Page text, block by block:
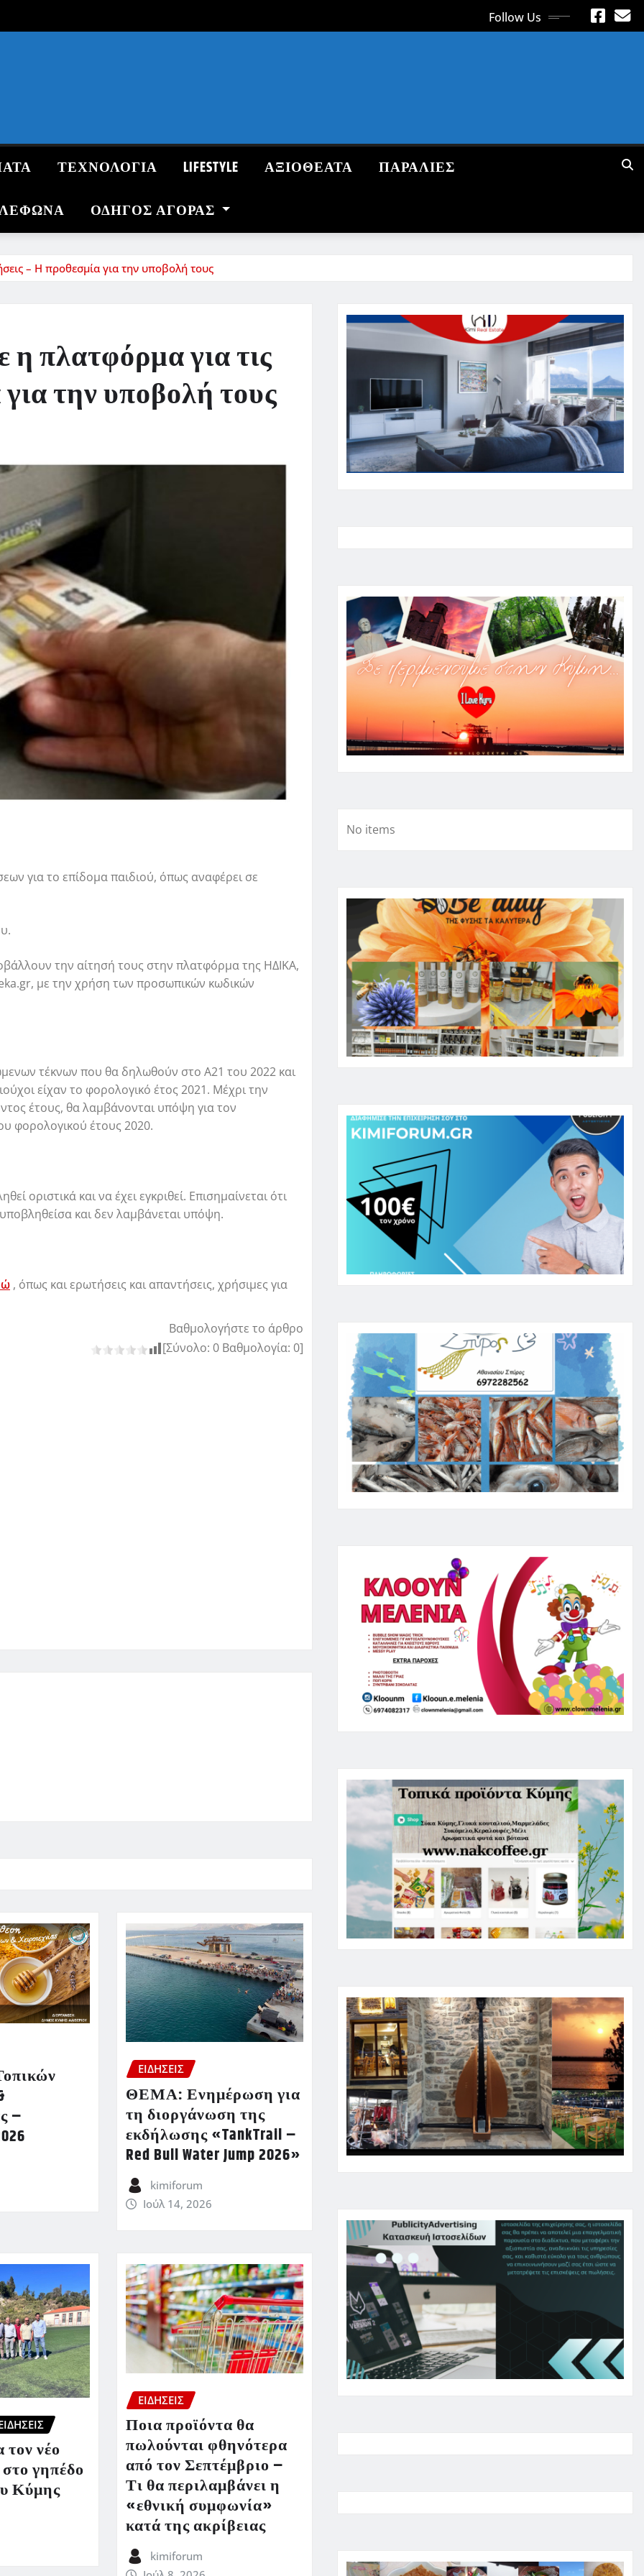
Follow Us
ΤΕΧΝΟΛΟΓΙΑ LIFESTYLE ΑΞΙΟΘΕΑΤΑ ΠΑΡΑΛΙΕΣ
ΟΔΗΓΌΣ ΑΓΟΡΆΣ
– Η προθεσμία για την υποβολή τους
η πλατφόρμα για τις
την υποβολή τους
για το επίδομα παιδιού, όπως αναφέρει σε
την αίτησή τους στην πλατφόρμα της ΗΔΙΚΑ,
με την χρήση των προσωπικών κωδικών
τέκνων που θα δηλωθούν στο Α21 του 2022 και
είχαν το φορολογικό έτος 2021. Μέχρι την
έτους, θα λαμβάνονται υπόψη για τον
φορολογικού έτους 2020.
οριστικά και να έχει εγκριθεί. Επισημαίνεται ότι
και δεν λαμβάνεται υπόψη.
, όπως και ερωτήσεις και απαντήσεις, χρήσιμες για
Βαθμολογήστε το άρθρο
[Σύνολο: 0 Βαθμολογία: 0]
–
ΕΙΔΗΣΕΙΣ
ΘΕΜΑ: Ενημέρωση για
τη διοργάνωση της
εκδήλωσης «TankTrail –
Red Bull Water Jump 2026»
kimiforum
Ιούλ 14, 2026
νέο
γηπέδο
Κύμης
ΕΙΔΗΣΕΙΣ
Ποια προϊόντα θα
πωλούνται φθηνότερα
από τον Σεπτέμβριο –
Τι θα περιλαμβάνει η
«εθνική συμφωνία»
κατά της ακρίβειας
kimiforum